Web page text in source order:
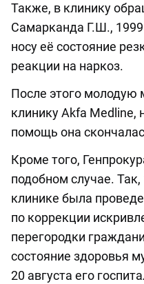
Также, в клинику
Самарканда Г.Ш.,
носу её состояние
реакции на наркоз.
После этого молодую
клинику Akfa Medline,
помощь она
Кроме того,
подобном случае. Так,
клинике была
по коррекции
перегородки
состояние здоровья
20 августа его